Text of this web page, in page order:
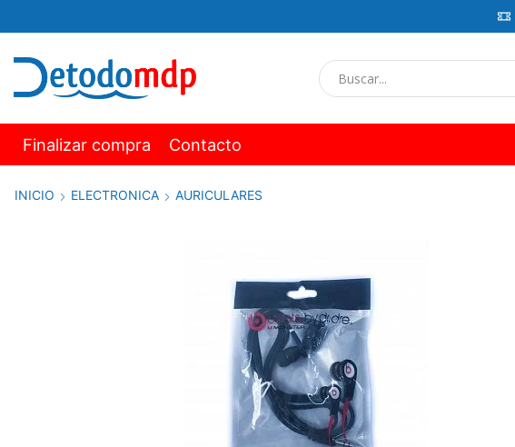
Finalizar compra Contacto
INICIO ELECTRONICA AURICULARES